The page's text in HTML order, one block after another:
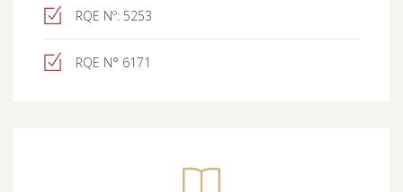
RQE Nº: 5253
RQE N° 6171